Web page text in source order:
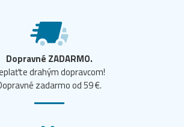
Dopravné ZADARMO.
drahým dopravcom!
zadarmo od 59 €.